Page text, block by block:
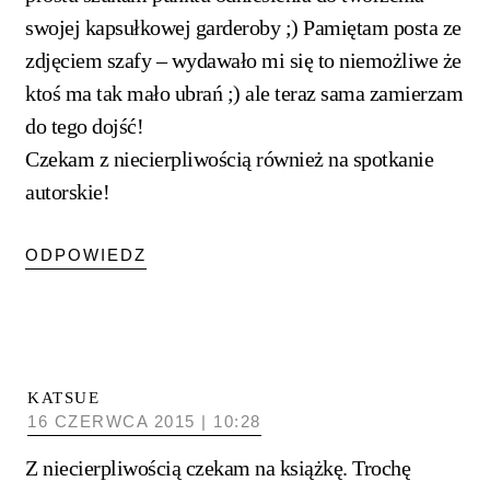
swojej kapsułkowej garderoby ;) Pamiętam posta ze
zdjęciem szafy – wydawało mi się to niemożliwe że
ktoś ma tak mało ubrań ;) ale teraz sama zamierzam
do tego dojść!
Czekam z niecierpliwością również na spotkanie
autorskie!
ODPOWIEDZ
KATSUE
16 CZERWCA 2015 | 10:28
Z niecierpliwością czekam na książkę. Trochę